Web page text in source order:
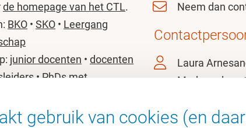
de homepage van het CTL.
BKO • SKO • Leergang
junior docenten • docenten
• PhDs met
Neem dan
Laura
Medewerker
gebruik van cookies (en